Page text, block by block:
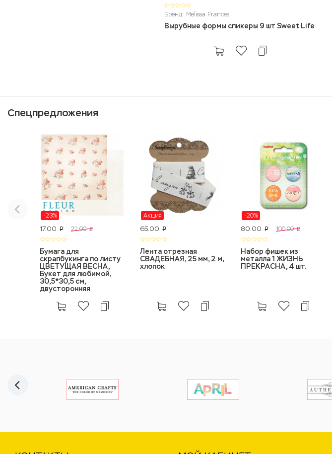
Бренд: Melissa Frances
Вырубные формы спикеры 9 шт Sweet Life
Спецпредложения
-23%
17.00 p 22.00 p
Бумага для
скрапбукинга по листу
ЦВЕТУЩАЯ ВЕСНА,
Букет для любимой,
30,5*30,5 см,
двусторонняя
Акция
65.00 p
Лента отрезная
СВАДЕБНАЯ, 25 мм, 2 м,
хлопок
-20%
80.00 p 100.00 p
Набор фишек из
металла 1 ЖИЗНЬ
ПРЕКРАСНА, 4 шт.